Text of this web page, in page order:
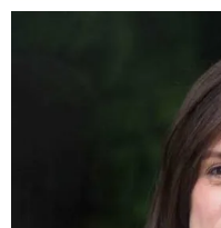
Infos zur Person